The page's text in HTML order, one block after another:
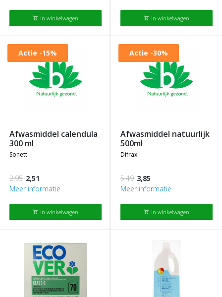
shopping_cart In winkelwagen shopping_cart In winkelwagen
Actie -15%
afwasmiddel calendula
300 ml
sonett
2,95 2,51
Meer informatie
shopping_cart In winkelwagen
Actie -30%
afwasmiddel natuurlijk
500ml
difrax
5,49 3,85
Meer informatie
shopping_cart In winkelwagen